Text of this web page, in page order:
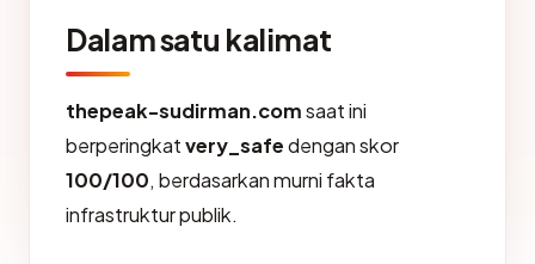
Dalam satu kalimat
thepeak-sudirman.comsaat ini
berperingkatvery_safedengan skor
100/100, berdasarkan murni fakta
infrastruktur publik.